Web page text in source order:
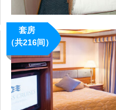
套房
（共216间）